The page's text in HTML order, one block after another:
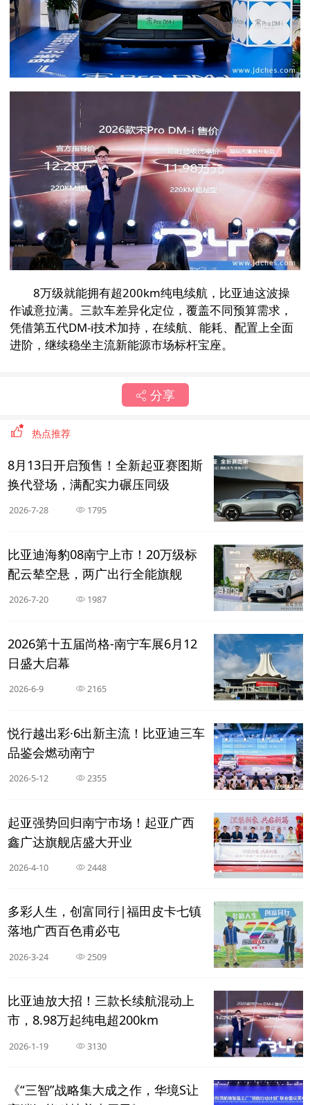
8万级就能拥有超200km纯电续航，比亚迪这波操
作诚意拉满。三款车差异化定位，覆盖不同预算需求，
凭借第五代DM-i技术加持，在续航、能耗、配置上全面
进阶，继续稳坐主流新能源市场标杆宝座。
分享
热点推荐
8月13日开启预售！全新起亚赛图斯
换代登场，满配实力碾压同级
2026-7-28 1795
比亚迪海豹08南宁上市！20万级标
配云辇空悬，两广出行全能旗舰
2026-7-20 1987
2026第十五届尚格-南宁车展6月12
日盛大启幕
2026-6-9 2165
悦行越出彩·6出新主流！比亚迪三车
品鉴会燃动南宁
2026-5-12 2355
起亚强势回归南宁市场！起亚广西
鑫广达旗舰店盛大开业
2026-4-10 2448
多彩人生，创富同行|福田皮卡七镇
落地广西百色甫必屯
2026-3-24 2509
比亚迪放大招！三款长续航混动上
市，8.98万起纯电超200km
2026-1-19 3130
《“三智”战略集大成之作，华境S让